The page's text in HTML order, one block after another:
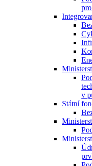
v
Státní